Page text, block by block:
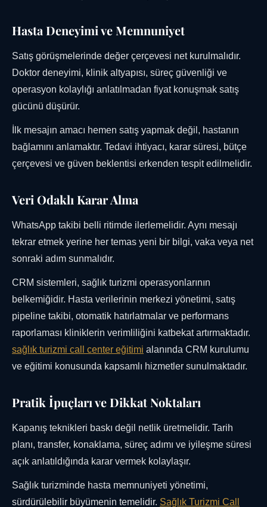
Hasta Deneyimi ve Memnuniyet
Satış görüşmelerinde değer çerçevesi net kurulmalıdır.
Doktor deneyimi, klinik altyapısı, süreç güvenliği ve
operasyon kolaylığı anlatılmadan fiyat konuşmak satış
gücünü düşürür.
İlk mesajın amacı hemen satış yapmak değil, hastanın
bağlamını anlamaktır. Tedavi ihtiyacı, karar süresi, bütçe
çerçevesi ve güven beklentisi erkenden tespit edilmelidir.
Veri Odaklı Karar Alma
WhatsApp takibi belli ritimde ilerlemelidir. Aynı mesajı
tekrar etmek yerine her temas yeni bir bilgi, vaka veya net
sonraki adım sunmalıdır.
CRM sistemleri, sağlık turizmi operasyonlarının
belkemiğidir. Hasta verilerinin merkezi yönetimi, satış
pipeline takibi, otomatik hatırlatmalar ve performans
raporlaması kliniklerin verimliliğini katbekat artırmaktadır.
sağlık turizmi call center eğitimi alanında CRM kurulumu
ve eğitimi konusunda kapsamlı hizmetler sunulmaktadır.
Pratik İpuçları ve Dikkat Noktaları
Kapanış teknikleri baskı değil netlik üretmelidir. Tarih
planı, transfer, konaklama, süreç adımı ve iyileşme süresi
açık anlatıldığında karar vermek kolaylaşır.
Sağlık turizminde hasta memnuniyeti yönetimi,
sürdürülebilir büyümenin temelidir. Sağlık Turizmi Call